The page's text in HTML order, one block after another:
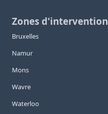
Zones d'intervention
Bruxelles
Namur
Mons
Wavre
Waterloo